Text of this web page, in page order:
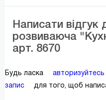
Написати відгук
розвиваюча
арт. 8670
Будь ласка авторизуйтесь
запис
для того, щоб